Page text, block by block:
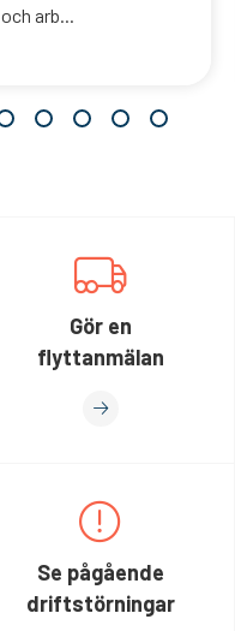
arb...
Gör en
flyttanmälan
Se pågående
driftstörningar